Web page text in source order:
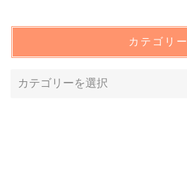
カテゴリー